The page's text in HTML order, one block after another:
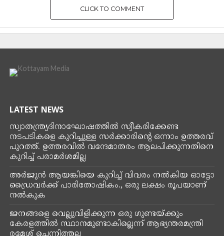
CLICK TO COMMENT
LATEST NEWS
സ്വാതന്ത്ര്യദിനാഘോഷത്തിൽ സ്വീകരിക്കേണ്ട
നടപടികളെ കുറിച്ചുള്ള സർക്കാരിന്റെ ഒന്നാം ഉത്തരവ്
പുറത്ത്. ഉത്തരവിൽ വന്ദേമാതരം ആലപിക്കുന്നതിനെ
കുറിച്ച് പരാമർശമില്ല
അർജുൻ ആയങ്കിയെ കുറിച്ച് വിവരം നൽകിയ ഓട്ടോ
ഡ്രൈവർക്ക് പാരിതോഷികം., ഒരു ലക്ഷം രൂപയാണ്
നൽകുക
ജനങ്ങളെ വെല്ലുവിളിക്കുന്ന ഒരു ഗുണ്ടയ്ക്കും
കേരളത്തിൽ സ്ഥാനമുണ്ടാകില്ലെന്ന് ആഭ്യന്തരമന്ത്രി
രമേശ് ചെന്നിത്തല